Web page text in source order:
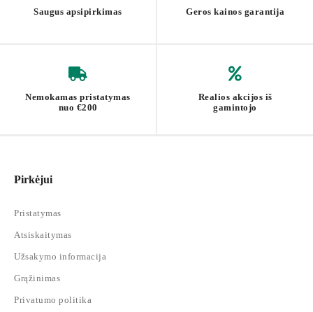
Saugus apsipirkimas Geros kainos garantija
Nemokamas pristatymas
nuo €200
Realios akcijos iš
gamintojo
Pirkėjui
Pristatymas
Atsiskaitymas
Užsakymo informacija
Grąžinimas
Privatumo politika